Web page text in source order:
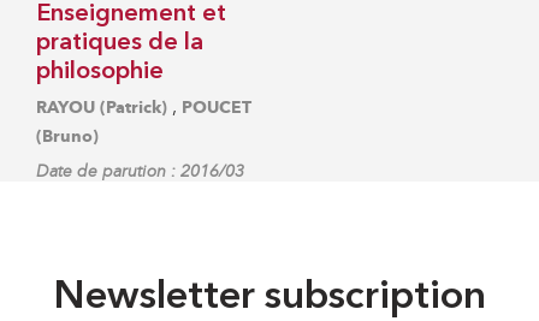
Enseignement et
pratiques de la
philosophie
RAYOU (Patrick) , POUCET
(Bruno)
Date de parution : 2016/03
Newsletter subscription